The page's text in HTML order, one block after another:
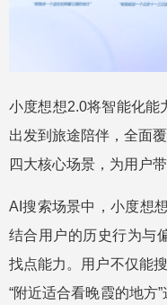
小度想想2.0将智能化能
出发到旅途陪伴，全面
四大核心场景，为用户
AI搜索场景中，小度想
结合用户的历史行为与
找点能力。用户不仅能
“附近适合看晚霞的地方